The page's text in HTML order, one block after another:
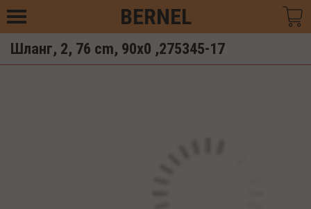
BERNEL
Шланг, 2, 76 cm, 90x0 ,275345-17